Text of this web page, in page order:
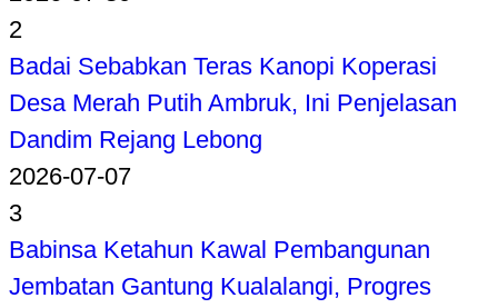
2
Badai Sebabkan Teras Kanopi Koperasi
Desa Merah Putih Ambruk, Ini Penjelasan
Dandim Rejang Lebong
2026-07-07
3
Babinsa Ketahun Kawal Pembangunan
Jembatan Gantung Kualalangi, Progres